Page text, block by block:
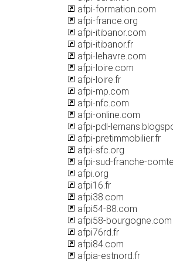
afpi-formation.com
afpi-france.org
afpi-itibanor.com
afpi-itibanor.fr
afpi-lehavre.com
afpi-loire.com
afpi-loire.fr
afpi-mp.com
afpi-nfc.com
afpi-online.com
afpi-pdl-
afpi-pretimmobilier.fr
afpi-sfc.org
afpi-sud-franche-
afpi.org
afpi16.fr
afpi38.com
afpi54-88.com
afpi58-bourgogne.com
afpi76rd.fr
afpi84.com
afpia-estnord.fr